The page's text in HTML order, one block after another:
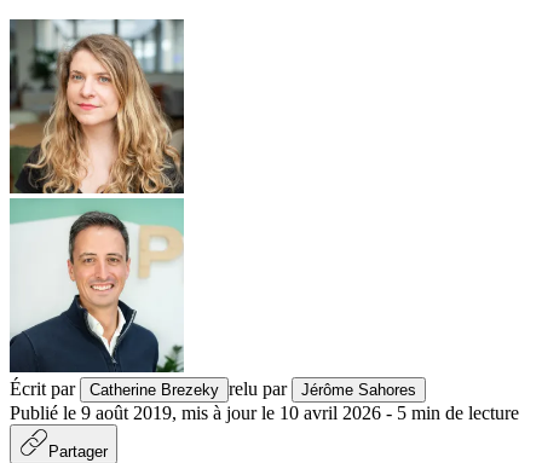
Écrit par Catherine Brezeky relu par Jérôme Sahores
Publié le 9 août 2019, mis à jour le 10 avril 2026 - 5 min de lecture
Partager